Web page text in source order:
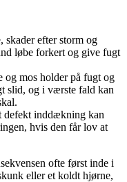
skader efter storm og
løbe forkert og give fugt
og mos holder på fugt og
slid, og i værste fald kan
defekt inddækning kan
hvis den får lov at
ofte først inde i
eller et koldt hjørne,